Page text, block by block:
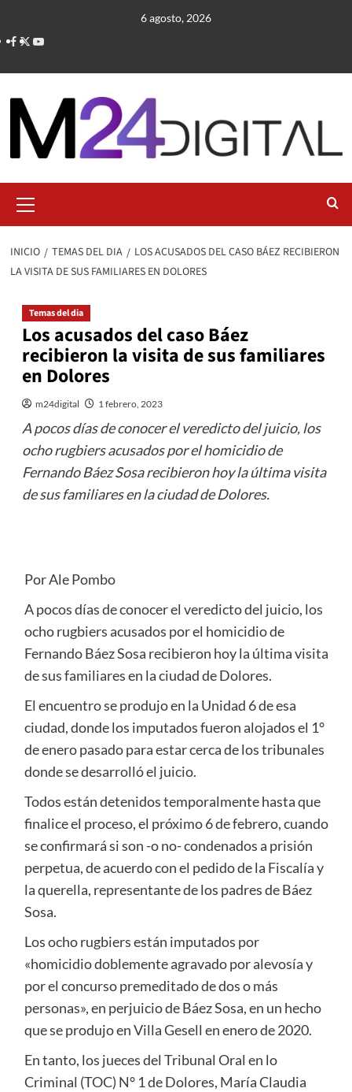
contenido
6 agosto, 2026
primario
INICIO TEMAS DEL DIA
LOS ACUSADOS DEL CASO BÁEZ RECIBIERON
LA VISITA DE SUS FAMILIARES EN DOLORES
Temas del dia
Los acusados del caso Báez
recibieron la visita de sus familiares
en Dolores
m24digital 1 febrero, 2023
A pocos días de conocer el veredicto del juicio, los
ocho rugbiers acusados por el homicidio de
Fernando Báez Sosa recibieron hoy la última visita
de sus familiares en la ciudad de Dolores.
Por Ale Pombo
A pocos días de conocer el veredicto del juicio, los
ocho rugbiers acusados por el homicidio de
Fernando Báez Sosa recibieron hoy la última visita
de sus familiares en la ciudad de Dolores.
El encuentro se produjo en la Unidad 6 de esa
ciudad, donde los imputados fueron alojados el 1°
de enero pasado para estar cerca de los tribunales
donde se desarrolló el juicio.
Todos están detenidos temporalmente hasta que
finalice el proceso, el próximo 6 de febrero, cuando
se confirmará si son -o no- condenados a prisión
perpetua, de acuerdo con el pedido de la Fiscalía y
la querella, representante de los padres de Báez
Sosa.
Los ocho rugbiers están imputados por
«homicidio doblemente agravado por alevosía y
por el concurso premeditado de dos o más
personas», en perjuicio de Báez Sosa, en un hecho
que se produjo en Villa Gesell en enero de 2020.
En tanto, los jueces del Tribunal Oral en lo
Criminal (TOC) N° 1 de Dolores, María Claudia